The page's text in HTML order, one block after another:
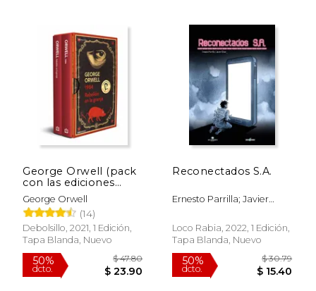
24%
dcto.
22%
dcto.
George Orwell (pack
con las ediciones
definitivas avaladas
por The Orwell
Estate de 1984 y
Rebelión en la granja)
George Orwell
(14)
Debolsillo, 2021, 1 Edición,
Tapa Blanda, Nuevo
Reconectados S.A.
Ernesto Parrilla; Javier
Loco Rabia, 2022, 1 Edición,
Tapa Blanda, Nuevo